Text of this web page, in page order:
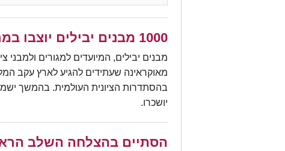
1000 מבנים יבילים יוצבו במרחב הכפרי
מבנים יבילים, המיועדים למגורים ולמבני
מאוקראינה שעתידים להגיע לארץ עקב
בהסתדרות הציונית העולמית. בהמשך
יושכרו.
הסתיים בהצלחה השלב